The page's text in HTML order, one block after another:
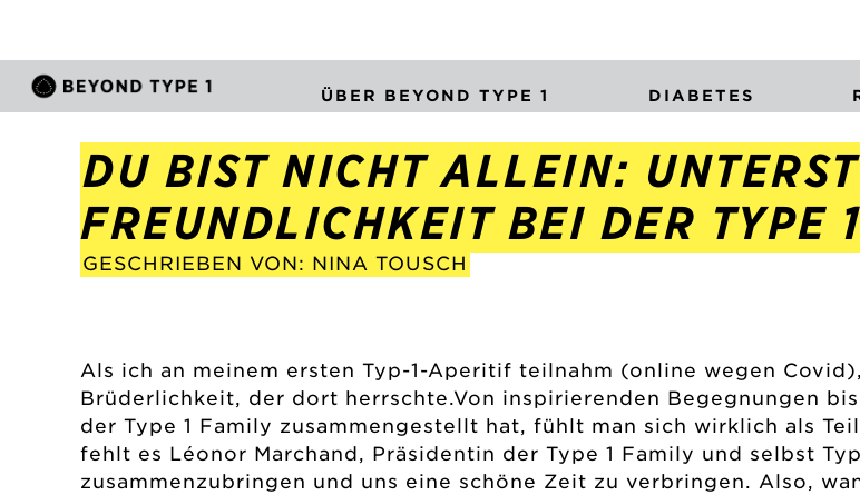
ÜBER BEYOND TYPE 1 DIABETES
DU BIST NICHT ALLEIN:
FREUNDLICHKEIT BEI DER TYPE
GESCHRIEBEN VON: NINA TOUSCH
Als ich an meinem ersten Typ-1-Aperitif teilnahm (online wegen
Brüderlichkeit, der dort herrschte.Von inspirierenden Begegnungen
der Type 1 Family zusammengestellt hat, fühlt man sich wirklich als
fehlt es Léonor Marchand, Präsidentin der Type 1 Family und selbst
zusammenzubringen und uns eine schöne Zeit zu verbringen. Also,